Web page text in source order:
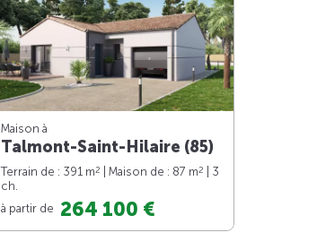
Maison à
Talmont-Saint-Hilaire (85)
Terrain de : 391 m2 | Maison de : 87 m2
| 3
ch.
à partir de 264 100 €